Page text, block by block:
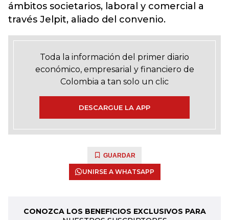
ámbitos societarios, laboral y comercial a
través Jelpit, aliado del convenio.
Toda la información del primer diario
económico, empresarial y financiero de
Colombia a tan solo un clic
DESCARGUE LA APP
GUARDAR
UNIRSE A WHATSAPP
CONOZCA LOS BENEFICIOS EXCLUSIVOS PARA